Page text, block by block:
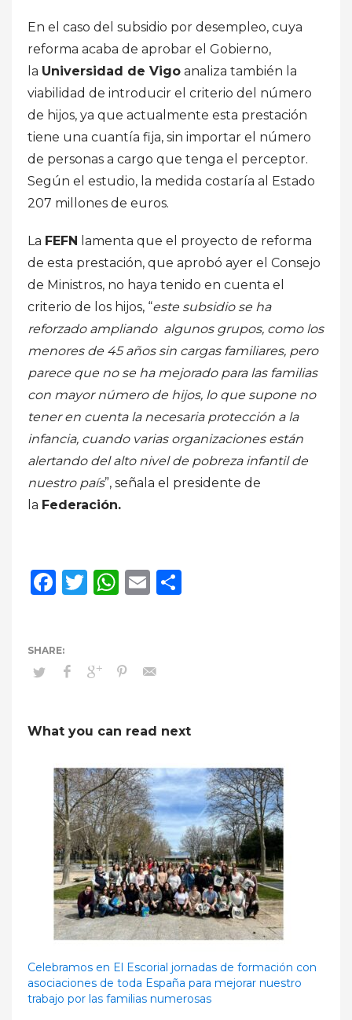
En el caso del subsidio por desempleo, cuya
reforma acaba de aprobar el Gobierno,
la Universidad de Vigo analiza también la
viabilidad de introducir el criterio del número
de hijos, ya que actualmente esta prestación
tiene una cuantía fija, sin importar el número
de personas a cargo que tenga el perceptor.
Según el estudio, la medida costaría al Estado
207 millones de euros.
La FEFN lamenta que el proyecto de reforma
de esta prestación, que aprobó ayer el Consejo
de Ministros, no haya tenido en cuenta el
criterio de los hijos, “este subsidio se ha
reforzado ampliando algunos grupos, como los
menores de 45 años sin cargas familiares, pero
parece que no se ha mejorado para las familias
con mayor número de hijos, lo que supone no
tener en cuenta la necesaria protección a la
infancia, cuando varias organizaciones están
alertando del alto nivel de pobreza infantil de
nuestro país”, señala el presidente de
la Federación.
Facebook
Twitter
WhatsApp
Email
What you can read next
Celebramos en El Escorial jornadas de formación con
asociaciones de toda España para mejorar nuestro
trabajo por las familias numerosas